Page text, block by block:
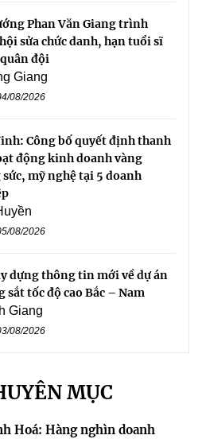
Phan Văn Giang trình
sửa chức danh, hạn tuổi sĩ
đội
Giang
08/2026
Công bố quyết định thanh
động kinh doanh vàng
mỹ nghệ tại 5 doanh
08/2026
dựng thông tin mới về dự án
sắt tốc độ cao Bắc – Nam
Giang
08/2026
MỤC
Hoá: Hàng nghìn doanh